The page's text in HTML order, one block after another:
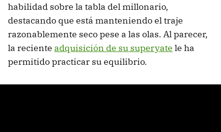
habilidad sobre la tabla del millonario,
destacando que está manteniendo el traje
razonablemente seco pese a las olas. Al parecer,
la reciente adquisición de su superyate le ha
permitido practicar su equilibrio.